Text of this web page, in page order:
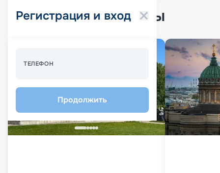
Регистрация и вход
ТЕЛЕФОН
Продолжить
Популярные круизы